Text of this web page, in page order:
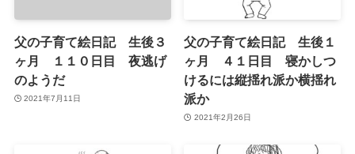
父の子育て絵日記 生後３
ヶ月 １１０日目 夜逃げ
のようだ
2021年7月11日
父の子育て絵日記 生後１
ヶ月 ４１日目 寝かしつ
けるには縦揺れ派か横揺れ
派か
2021年2月26日